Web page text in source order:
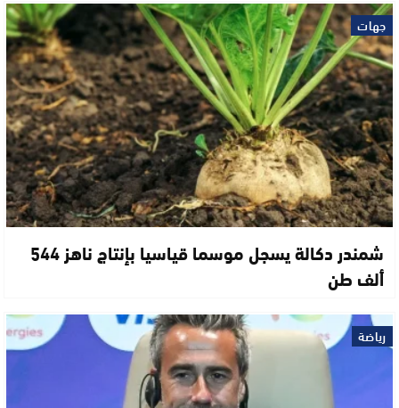
جهات
شمندر دكالة يسجل موسما قياسيا بإنتاج ناهز 544
ألف طن
رياضة